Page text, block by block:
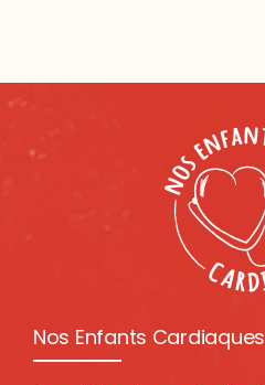
Nos Enfants Cardiaques